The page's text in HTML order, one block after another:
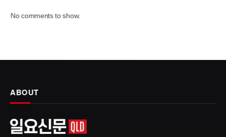
No comments to show.
ABOUT